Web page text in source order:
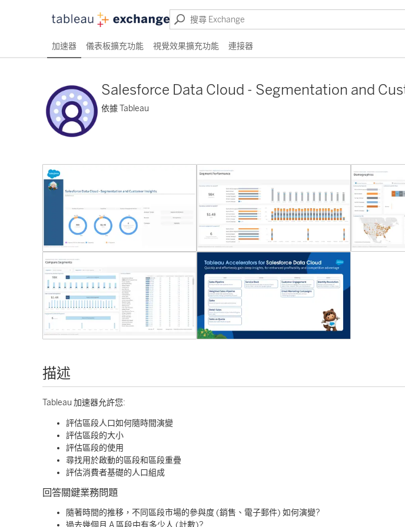
加速器 儀表板擴充功能 視覺效果擴充功能 連接器
Salesforce Data Cloud - Segmentation and
依據 Tableau
描述
Tableau 加速器允許您:
評估區段人口如何隨時間演變
評估區段的大小
評估區段的使用
尋找用於啟動的區段和區段重疊
評估消費者基礎的人口組成
回答關鍵業務問題
隨著時間的推移，不同區段市場的參與度 (銷售、電子郵件) 如何演變?
過去幾個月 A 區段中有多少人 (計數)?